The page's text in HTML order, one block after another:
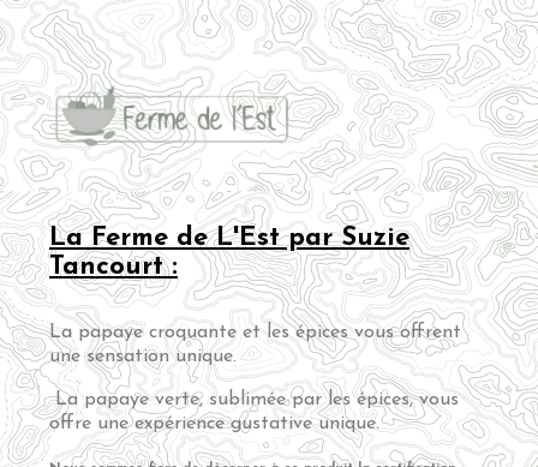
La Ferme de L'Est par Suzie
Tancourt :
La papaye croquante et les épices vous offrent
une sensation unique.
La papaye verte, sublimée par les épices, vous
offre une expérience gustative unique.